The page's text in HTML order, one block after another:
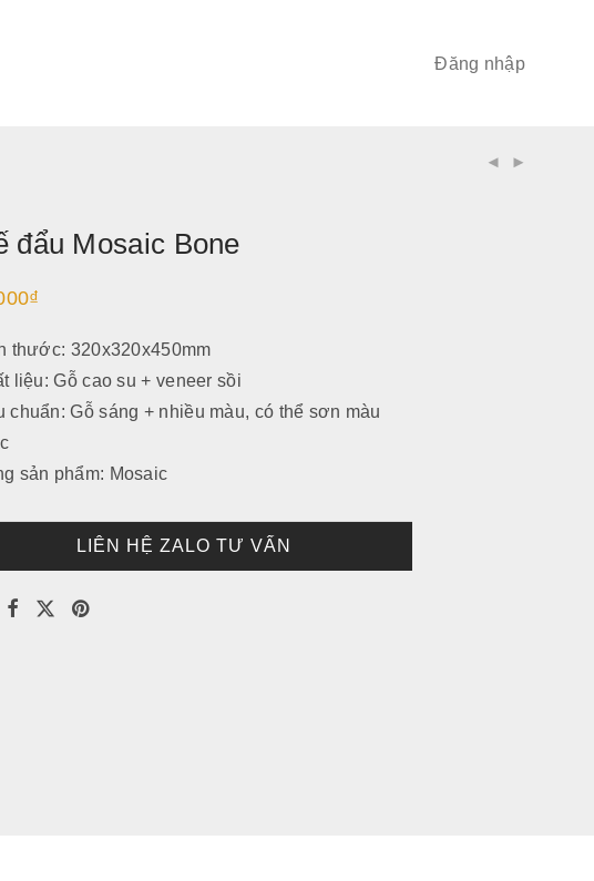
Đăng nhập
đẩu Mosaic Bone
₫
thước: 320x320x450mm
liệu: Gỗ cao su + veneer sồi
chuẩn: Gỗ sáng + nhiều màu, có thể sơn màu
sản phẩm: Mosaic
LIÊN HỆ ZALO TƯ VẤN